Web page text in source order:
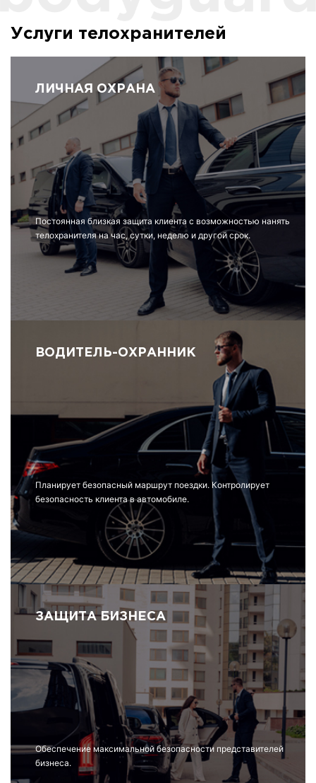
Услуги телохранителей
ЛИЧНАЯ ОХРАНА
Постоянная близкая защита клиента с возможностью нанять
телохранителя на час, сутки, неделю и другой срок.
ВОДИТЕЛЬ-ОХРАННИК
Планирует безопасный маршрут поездки. Контролирует
безопасность клиента в автомобиле.
ЗАЩИТА БИЗНЕСА
Обеспечение максимальной безопасности представителей
бизнеса.